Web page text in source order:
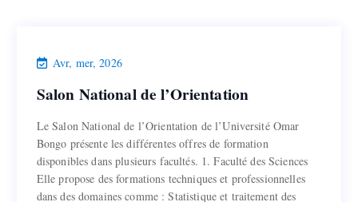
Avr, mer, 2026
Salon National de l’Orientation
Le Salon National de l’Orientation de l’Université Omar
Bongo présente les différentes offres de formation
disponibles dans plusieurs facultés. 1. Faculté des Sciences
Elle propose des formations techniques et professionnelles
dans des domaines comme : Statistique et traitement des
Salon National de l’Orientation
Le Salon National de l’Orientation de l’Université Omar
Bongo présente les différentes offres de formation
disponibles dans plusieurs facultés. 1. Faculté des Sciences
Elle propose des formations techniques et professionnelles
dans des domaines comme : Statistique et traitement des